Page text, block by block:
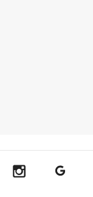
엑스
텐아시아 인스타그램
텐아시아